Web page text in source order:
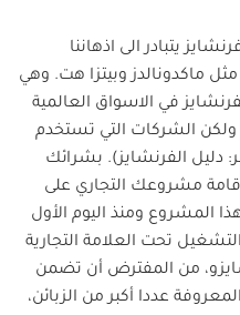
يتبادر الى اذهاننا
ماكدونالدز وبيتزا هت. وهي
في الاسواق العالمية
الشركات التي تستخدم
دليل الفرنشايز). بشرائك
مشروعك التجاري على
المشروع ومنذ اليوم الأول
تحت العلامة التجارية
من المفترض أن تضمن
عددا أكبر من الزبائن،